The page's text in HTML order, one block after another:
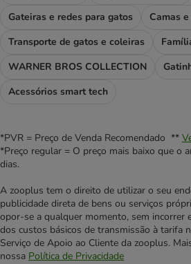
Gateiras e redes para gatos
Camas
Transporte de gatos e coleiras
WARNER BROS COLLECTION
Acessórios smart tech
*PVR = Preço de Venda Recomendado **
*Preço regular = O preço mais baixo que o
dias.
A zooplus tem o direito de utilizar o seu
publicidade direta de bens ou serviços
opor-se a qualquer momento, sem incorrer
dos custos básicos de transmissão à tarifa
Serviço de Apoio ao Cliente da zooplus.
nossa Política de Privacidade